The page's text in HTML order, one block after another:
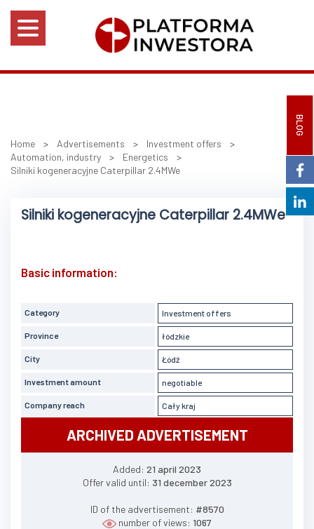
BLOG
Home > Advertisements > Investment offers >
Automation, industry > Energetics >
Silniki kogeneracyjne Caterpillar 2.4MWe
Silniki kogeneracyjne Caterpillar 2.4MWe
Basic information:
Category Investment offers
Province łódzkie
City Łódź
Investment amount negotiable
Company reach Cały kraj
ARCHIVED ADVERTISEMENT
Added: 21 april 2023
Offer valid until: 31 december 2023
ID of the advertisement: #8570
number of views: 1067